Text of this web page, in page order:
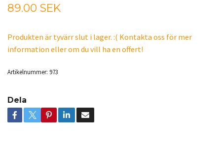
89.00 SEK
Produkten är tyvärr slut i lager. :( Kontakta oss för mer
information eller om du vill ha en offert!
Artikelnummer: 973
Dela